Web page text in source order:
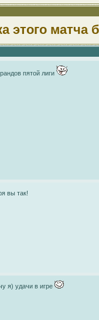
этого матча
пятой лиги
вы так!
я) удачи в игре